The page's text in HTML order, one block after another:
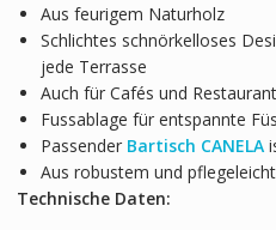
Aus feurigem Naturholz
Schlichtes schnörkelloses
jede Terrasse
Auch für Cafés und
Fussablage für entspannte
Passender Bartisch CANELA
Aus robustem und
Technische Daten: